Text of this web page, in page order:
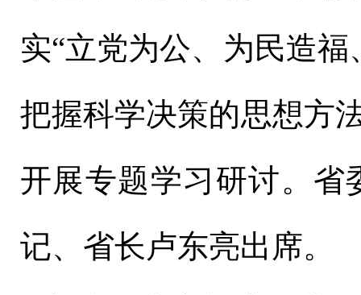
实“立党为公、为民造
把握科学决策的思想方
开展专题学习研讨。省
记、省长卢东亮出席。